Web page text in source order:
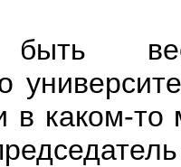
быть
в каком-